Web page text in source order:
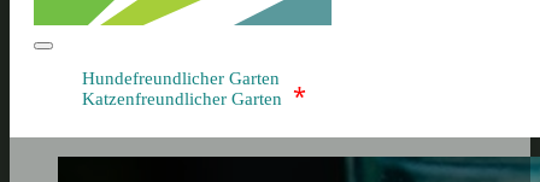
Hundefreundlicher Garten
Katzenfreundlicher Garten
*